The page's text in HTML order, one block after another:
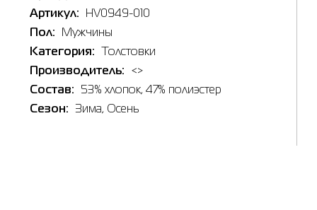
Артикул:
HV0949-010
Пол:
Мужчины
Категория:
Толстовки
Производитель:
<>
Состав:
53% хлопок, 47% полиэстер
Сезон:
Зима, Осень